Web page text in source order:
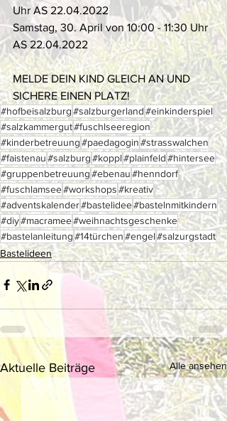
Uhr AS 22.04.2022
Samstag, 30. April von 10:00 - 11:30 Uhr
AS 22.04.2022
MELDE DEIN KIND GLEICH AN UND
SICHERE EINEN PLATZ!
#hofbeisalzburg#salzburgerland#einkinderspiel
#salzkammergut#fuschlseeregion
#kinderbetreuung#paedagogin#strasswalchen
#faistenau#salzburg#koppl#plainfeld#hintersee
#gruppenbetreuung#ebenau#henndorf
#fuschlamsee#workshops#kreativ
#adventskalender#bastelidee#bastelnmitkindern
#diy#macramee#weihnachtsgeschenke
#bastelanleitung#14türchen#engel#salzurgstadt
Bastelideen
Aktuelle Beiträge Alle ansehen